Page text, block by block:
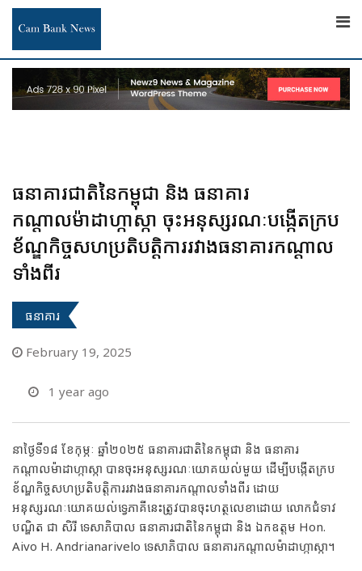
Skip
content
ធនាគារជាតិនៃកម្ពុជា និង ធនាគារ
កណ្តាលម៉ាដាហ្កាស្កា ចុះអនុស្សរណៈបង្កើតក្រប
ខ័ណ្ឌកិច្ចសហប្រតិបត្តិការរវាងធនាគារកណ្តាល
ទាំងពីរ
ធនាគារ
February 19, 2025
1 year ago
នាថ្ងៃទី១៨ ខែកុម្ភៈ ឆ្នាំ២០២៥ ធនាគារជាតិនៃកម្ពុជា និង ធនាគារ
កណ្តាលម៉ាដាហ្កាស្កា បានចុះអនុស្សរណៈយោគយល់មួយ ដើម្បីបង្កើតក្រប
ខ័ណ្ឌកិច្ចសហប្រតិបត្តិការរវាងធនាគារកណ្តាលទាំងពីរ ដោយ
អនុស្សរណៈយោគយល់ទ្វេភាគីនេះត្រូវបានចុះហត្ថលេខាដោយ លោកជំទាវ
បណ្ឌិត ជា សិរី ទេសាភិបាល ធនាគារជាតិនៃកម្ពុជា និង ឯកឧត្តម Hon.
Aivo H. Andrianarivelo ទេសាភិបាល ធនាគារកណ្តាលម៉ាដាហ្កាស្កា។